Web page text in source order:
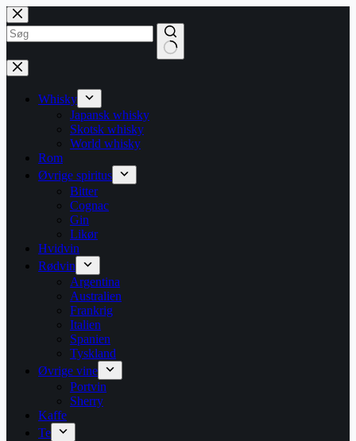
Fortsæt
til
indhold
Ingen
resultater
Whisky
Japansk whisky
Skotsk whisky
World whisky
Rom
Øvrige spiritus
Bitter
Cognac
Gin
Likør
Hvidvin
Rødvin
Argentina
Australien
Frankrig
Italien
Spanien
Tyskland
Øvrige vine
Portvin
Sherry
Kaffe
Te